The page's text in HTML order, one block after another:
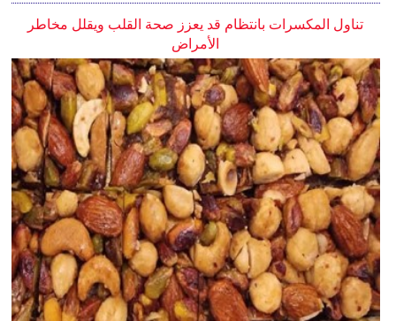
تناول المكسرات بانتظام قد يعزز صحة القلب ويقلل مخاطر
الأمراض